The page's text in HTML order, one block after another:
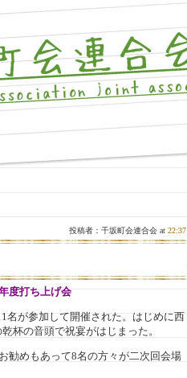
投稿者：千坂町会連合会 at22:37
度打ち上げ会
が参加して開催された。はじめに西
杯の音頭で祝宴がはじまった。
めもあって8名の方々が二次回会場